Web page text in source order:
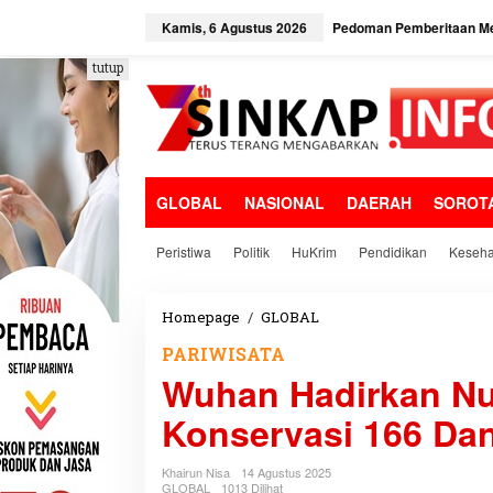
e
k
o
n
t
e
n
Kamis, 6 Agustus 2026 Pedoman Pemberitaan
GLOBAL NASIONAL DAERAH
Peristiwa Politik HuKrim Pendidikan
tutup
Homepage / GLOBAL
n
a
i
PARIWISATA
Wuhan Hadirkan
Konservasi 166
Khairun Nisa
14 Agustus 2025
GLOBAL
1013 Dilihat